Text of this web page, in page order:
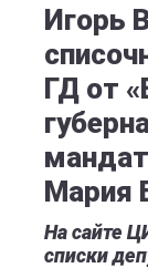
Игорь
ГД от
Мария
На сайте
списки